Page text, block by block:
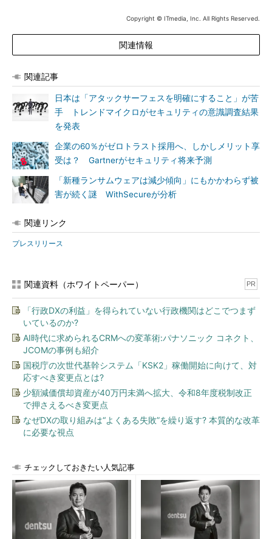
Copyright © ITmedia, Inc. All Rights Reserved.
関連情報
関連記事
日本は「アタックサーフェスを明確にすること」が苦
手 トレンドマイクロがセキュリティの意識調査結果
を発表
企業の60％がゼロトラスト採用へ、しかしメリット享
受は？ Gartnerがセキュリティ将来予測
「新種ランサムウェアは減少傾向」にもかかわらず被
害が続く謎 WithSecureが分析
関連リンク
プレスリリース
関連資料（ホワイトペーパー） PR
「行政DXの利益」を得られていない行政機関はどこでつまず
いているのか?
AI時代に求められるCRMへの変革術:パナソニック コネクト、
JCOMの事例も紹介
国税庁の次世代基幹システム「KSK2」稼働開始に向けて、対
応すべき変更点とは?
少額減価償却資産が40万円未満へ拡大、令和8年度税制改正
で押さえるべき変更点
なぜDXの取り組みは“よくある失敗”を繰り返す? 本質的な改革
に必要な視点
チェックしておきたい人気記事